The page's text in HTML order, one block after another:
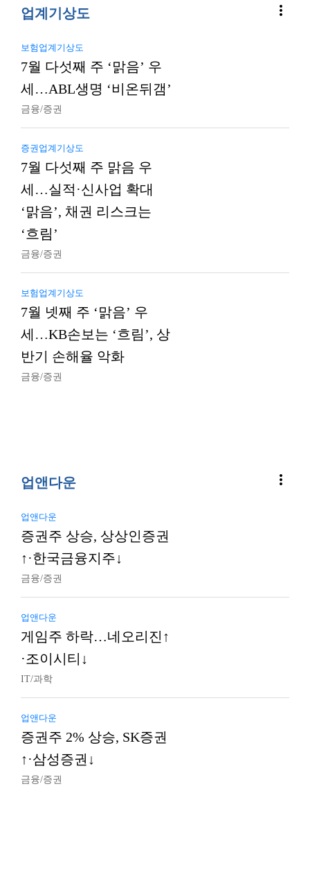
업계기상도 more_vert
보험업계기상도
7월 다섯째 주 ‘맑음’ 우
세…ABL생명 ‘비온뒤갬’
금융/증권
증권업계기상도
7월 다섯째 주 맑음 우
세…실적·신사업 확대
‘맑음’, 채권 리스크는
‘흐림’
금융/증권
보험업계기상도
7월 넷째 주 ‘맑음’ 우
세…KB손보는 ‘흐림’, 상
반기 손해율 악화
금융/증권
업앤다운 more_vert
업앤다운
증권주 상승, 상상인증권
↑·한국금융지주↓
금융/증권
업앤다운
게임주 하락…네오리진↑
·조이시티↓
IT/과학
업앤다운
증권주 2% 상승, SK증권
↑·삼성증권↓
금융/증권